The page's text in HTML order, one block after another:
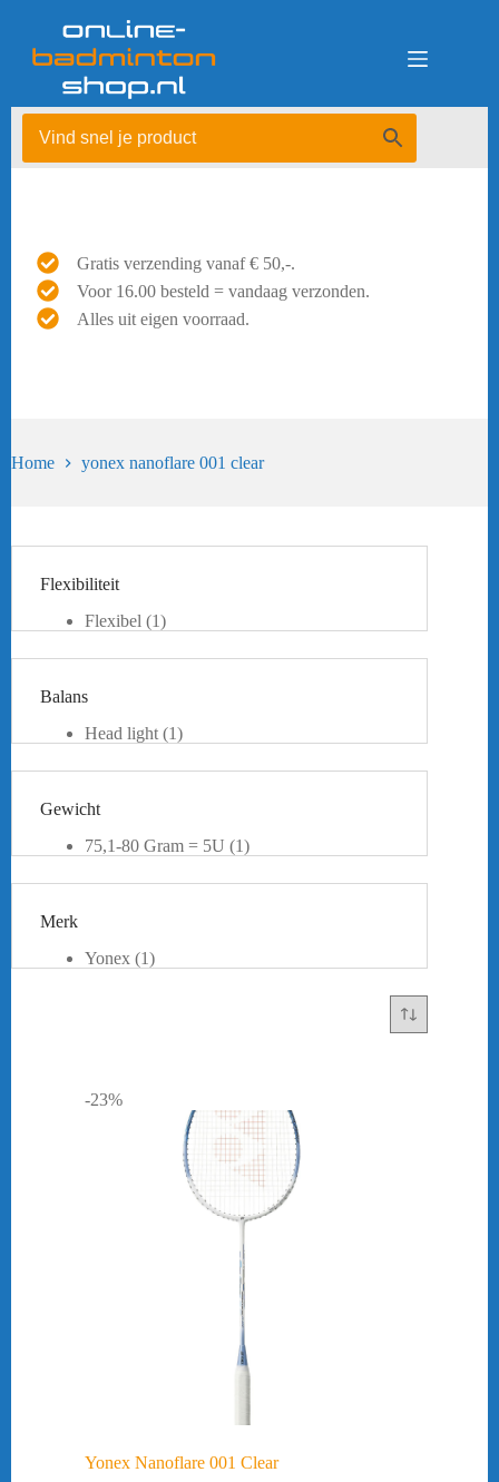
Gratis verzending vanaf € 50,-.
Voor 16.00 besteld = vandaag verzonden.
Alles uit eigen voorraad.
Home yonex nanoflare 001 clear
-23%
Yonex Nanoflare 001 Clear
Flexibiliteit
Flexibel (1)
Balans
Head light (1)
Gewicht
75,1-80 Gram = 5U (1)
Merk
Yonex (1)